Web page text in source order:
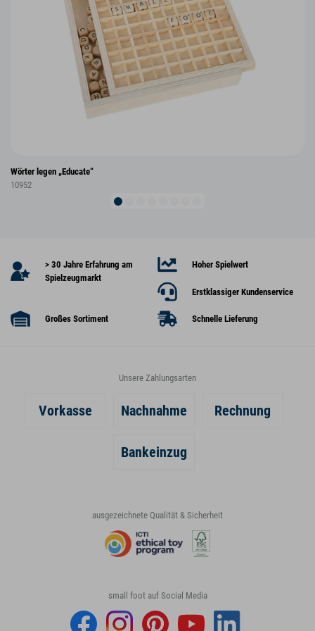
Wörter legen „Educate“
10952
> 30 Jahre Erfahrung am
Spielzeugmarkt
Hoher Spielwert
Erstklassiger Kundenservice
Großes Sortiment Schnelle Lieferung
Unsere Zahlungsarten
Vorkasse Nachnahme Rechnung
Bankeinzug
ausgezeichnete Qualität & Sicherheit
small foot auf Social Media